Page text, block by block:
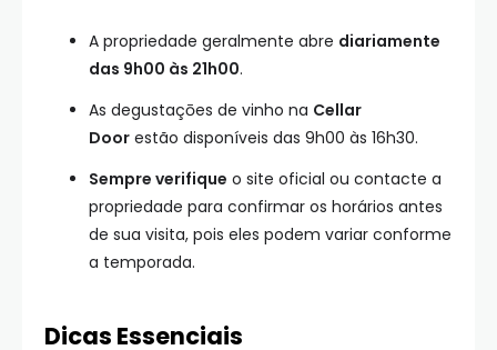
A propriedade geralmente abre diariamente
das 9h00 às 21h00.
As degustaçōes de vinho na Cellar
Door estão disponíveis das 9h00 às 16h30.
Sempre verifique o site oficial ou contacte a
propriedade para confirmar os horários antes
de sua visita, pois eles podem variar conforme
a temporada.
Dicas Essenciais